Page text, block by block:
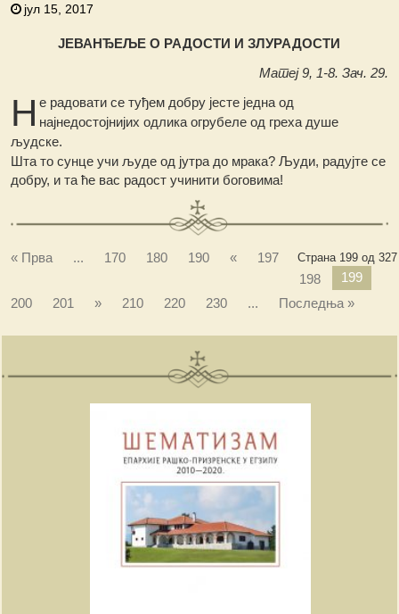
јул 15, 2017
ЈЕВАНЂЕЉЕ О РАДОСТИ И ЗЛУРАДОСТИ
Матеј 9, 1-8. Зач. 29.
Н е радовати се туђем добру јесте једна од
најнедостојнијих одлика огрубеле од греха душе
људске.
Шта то сунце учи људе од јутра до мрака? Људи, радујте се
добру, и та ће вас радост учинити боговима!
Страна 199 од 327
« Прва ... 170 180 190 «
197
198
199
200
201 » 210 220 230 ... Последња »